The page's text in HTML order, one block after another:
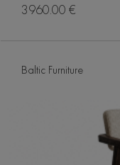
3960.00 €
Baltic Furniture